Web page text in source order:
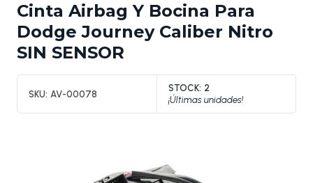
Cinta Airbag Y Bocina Para
Dodge Journey Caliber Nitro
SIN SENSOR
SKU: AV-00078
STOCK: 2
¡Últimas unidades!